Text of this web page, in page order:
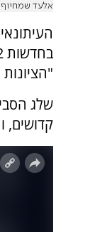
אלעד שמחיוף
שלג
קדושים,